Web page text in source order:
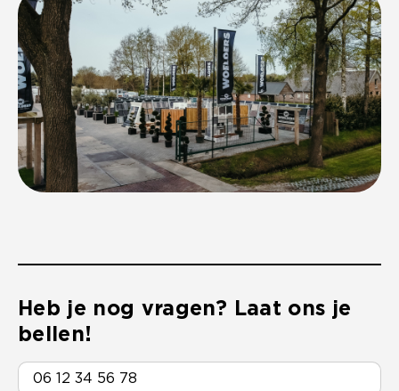
Heb je nog vragen? Laat ons je
bellen!